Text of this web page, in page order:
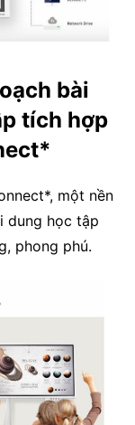
bài
tích hợp
một nền
dung học tập
phong phú.